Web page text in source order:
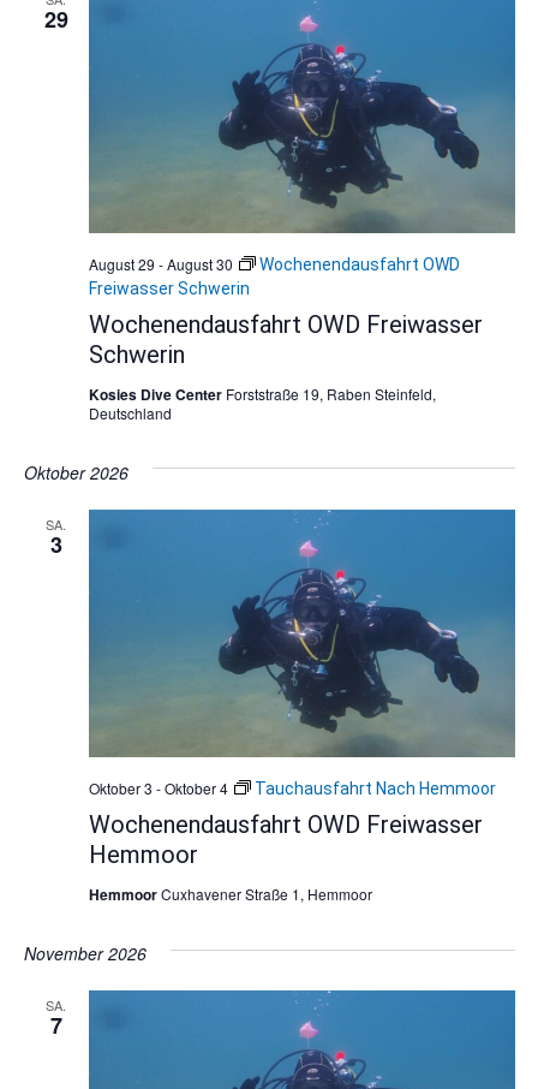
29
Wochenendausfahrt OWD Freiwasser
Schwerin
August 29 -August 30
Wochenendausfahrt OWD
Freiwasser Schwerin
Kosies Dive Center Forststraße 19, Raben Steinfeld,
Deutschland
Oktober 2026
SA.
3
Wochenendausfahrt OWD Freiwasser
Hemmoor
Oktober 3 -Oktober 4 Tauchausfahrt Nach Hemmoor
HemmoorCuxhavener Straße 1, Hemmoor
November 2026
SA.
7